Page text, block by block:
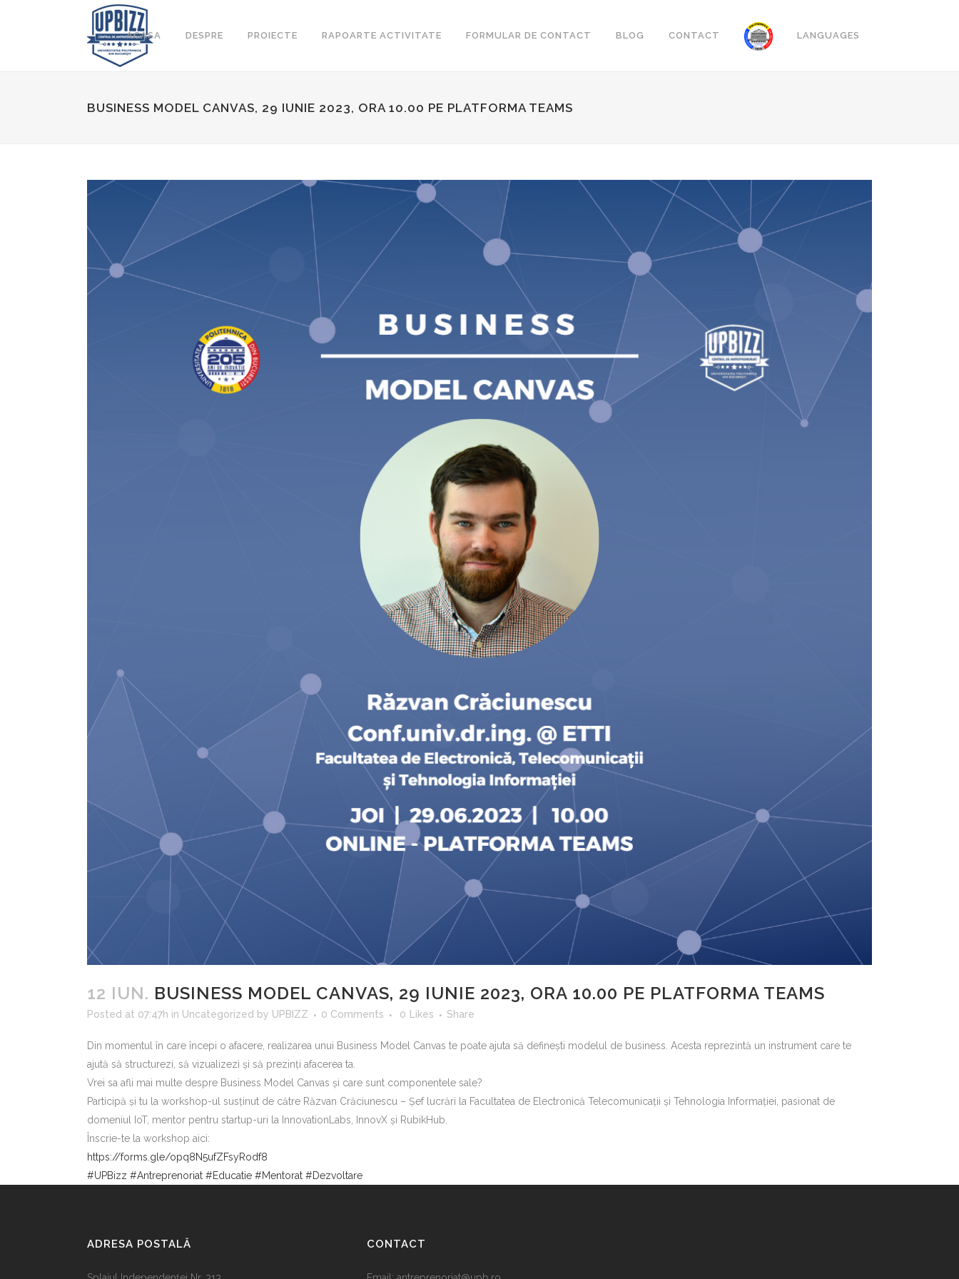
ACASA DESPRE PROIECTE RAPOARTE ACTIVITATE FORMULAR DE CONTACT BLOG CONTACT LANGUAGES
BUSINESS MODEL CANVAS, 29 IUNIE 2023, ORA 10.00 PE PLATFORMA TEAMS
12 IUN. BUSINESS MODEL CANVAS, 29 IUNIE 2023, ORA 10.00 PE PLATFORMA TEAMS
Posted at 07:47h in Uncategorized by UPBIZZ 0 Comments 0 Likes Share
Din momentul în care începi o afacere, realizarea unui Business Model Canvas te poate ajuta să definești modelul de business. Acesta reprezintă un instrument care te
ajută să structurezi, să vizualizezi și să prezinți afacerea ta.
Vrei sa afli mai multe despre Business Model Canvas și care sunt componentele sale?
Participă și tu la workshop-ul susținut de către Răzvan Crăciunescu – Șef lucrări la Facultatea de Electronică Telecomunicații și Tehnologia Informației, pasionat de
domeniul IoT, mentor pentru startup-uri la InnovationLabs, InnovX și RubikHub.
Înscrie-te la workshop aici:
https://forms.gle/opq8N5ufZFsyRodf8
#UPBizz #Antreprenoriat #Educatie #Mentorat #Dezvoltare
ADRESA POSTALĂ CONTACT